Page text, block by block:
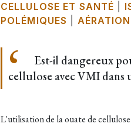
CELLULOSE ET SANTÉ
POLÉMIQUES
AÉRATION
Est-il dangereux
cellulose avec VMI dans
L'utilisation de la ouate de